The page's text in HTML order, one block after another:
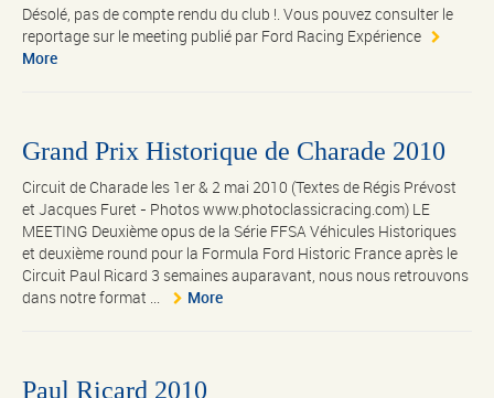
Désolé, pas de compte rendu du club !. Vous pouvez consulter le
reportage sur le meeting publié par Ford Racing Expérience
More
Grand Prix Historique de Charade 2010
Circuit de Charade les 1er & 2 mai 2010 (Textes de Régis Prévost
et Jacques Furet - Photos www.photoclassicracing.com) LE
MEETING Deuxième opus de la Série FFSA Véhicules Historiques
et deuxième round pour la Formula Ford Historic France après le
Circuit Paul Ricard 3 semaines auparavant, nous nous retrouvons
dans notre format ...
More
Paul Ricard 2010